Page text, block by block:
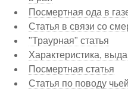
Посмертная ода в
Статья в связи со
"Траурная" статья
Характеристика,
Посмертная статья
Статья по поводу